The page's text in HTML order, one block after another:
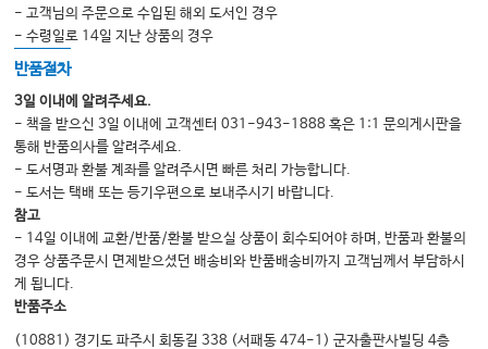
- 고객님의 주문으로 수입된 해외 도서인 경우
- 수령일로 14일 지난 상품의 경우
반품절차
3일 이내에 알려주세요.
- 책을 받으신 3일 이내에 고객센터 031-943-1888 혹은 1:1 문의게시판을
통해 반품의사를 알려주세요.
- 도서명과 환불 계좌를 알려주시면 빠른 처리 가능합니다.
- 도서는 택배 또는 등기우편으로 보내주시기 바랍니다.
참고
- 14일 이내에 교환/반품/환불 받으실 상품이 회수되어야 하며, 반품과 환불의
경우 상품주문시 면제받으셨던 배송비와 반품배송비까지 고객님께서 부담하시
게 됩니다.
반품주소
(10881) 경기도 파주시 회동길 338 (서패동 474-1) 군자출판사빌딩 4층